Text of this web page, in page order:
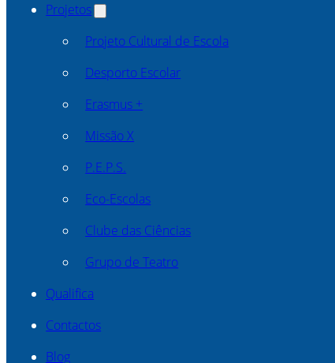
Projetos
Projeto Cultural de Escola
Desporto Escolar
Erasmus +
Missão X
P.E.P.S.
Eco-Escolas
Clube das Ciências
Grupo de Teatro
Qualifica
Contactos
Blog